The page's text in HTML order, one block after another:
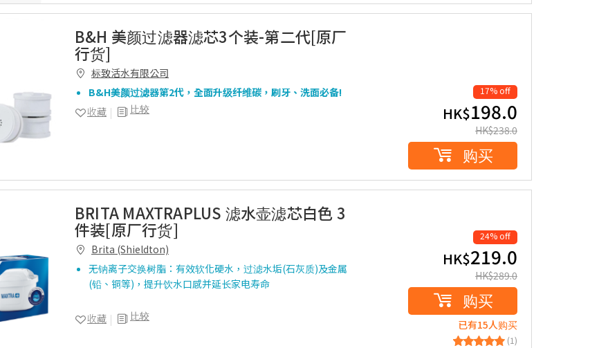
B&H 美颜过滤器滤芯3个装-第二代[原厂
行货]
标致活水有限公司
B&H美颜过滤器第2代，全面升级纤维碳，刷牙、洗面必备!
比较
收藏
17% off
HK$198.0
HK$238.0
购买
BRITA MAXTRAPLUS 滤水壶滤芯白色 3
件装[原厂行货]
Brita (Shieldton)
无钠离子交换树脂：有效软化硬水，过滤水垢(石灰质)及金属
(铅、铜等)，提升饮水口感并延长家电寿命
比较
收藏
24% off
HK$219.0
HK$289.0
购买
已有15人购买
(1)